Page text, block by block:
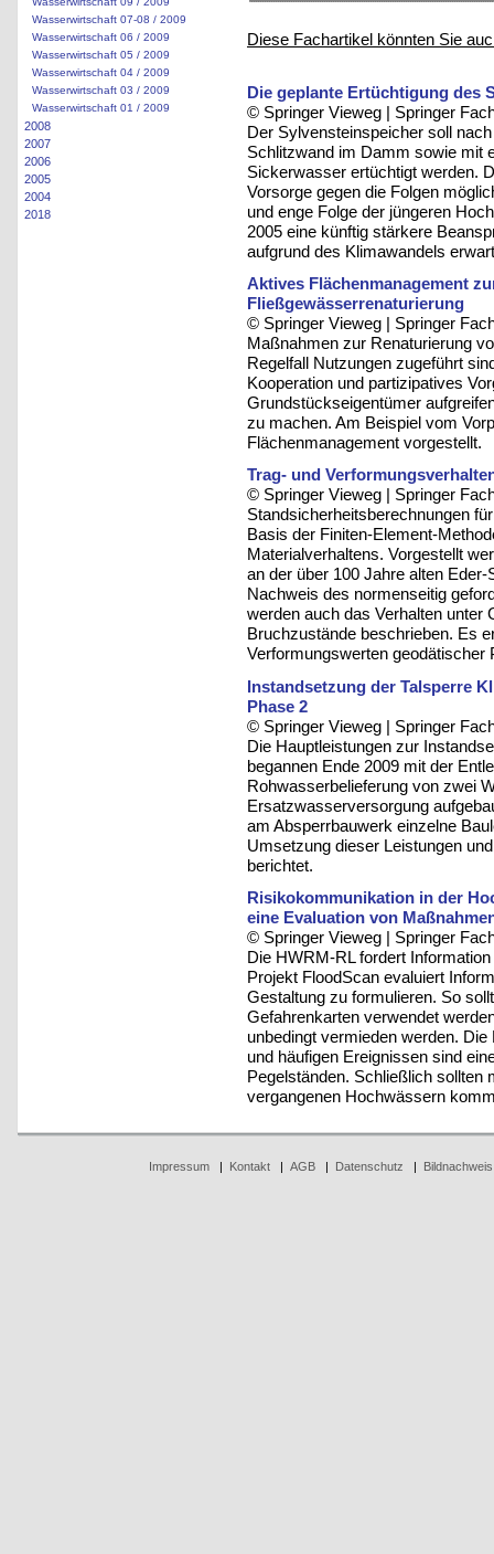
Wasserwirtschaft 07-08 / 2009
Wasserwirtschaft 06 / 2009
Wasserwirtschaft 05 / 2009
Wasserwirtschaft 04 / 2009
Wasserwirtschaft 03 / 2009
Wasserwirtschaft 01 / 2009
2008
2007
2006
2005
2004
2018
Diese Fachartikel könnten Sie
Die geplante Ertüchtigung des
© Springer Vieweg | Springer
Der Sylvensteinspeicher soll
Schlitzwand im Damm sowie mit
Sickerwasser ertüchtigt werden.
Vorsorge gegen die Folgen
und enge Folge der jüngeren
2005 eine künftig stärkere
aufgrund des Klimawandels
Aktives Flächenmanagement
Fließgewässerrenaturierung
© Springer Vieweg | Springer
Maßnahmen zur Renaturierung
Regelfall Nutzungen zugeführt
Kooperation und partizipatives
Grundstückseigentümer
zu machen. Am Beispiel vom
Flächenmanagement vorgestellt.
Trag- und
© Springer Vieweg | Springer
Standsicherheitsberechnungen
Basis der Finiten-Element-
Materialverhaltens. Vorgestellt
an der über 100 Jahre alten
Nachweis des normenseitig
werden auch das Verhalten unter
Bruchzustände beschrieben. Es
Verformungswerten geodätischer
Instandsetzung der Talsperre
Phase 2
© Springer Vieweg | Springer
Die Hauptleistungen zur
begannen Ende 2009 mit der
Rohwasserbelieferung von zwei
Ersatzwasserversorgung
am Absperrbauwerk einzelne
Umsetzung dieser Leistungen
berichtet.
Risikokommunikation in der
eine Evaluation von
© Springer Vieweg | Springer
Die HWRM-RL fordert
Projekt FloodScan evaluiert
Gestaltung zu formulieren. So
Gefahrenkarten verwendet
unbedingt vermieden werden.
und häufigen Ereignissen sind
Pegelständen. Schließlich sollten
vergangenen Hochwässern
Impressum| Kontakt| AGB| Datenschutz Bildnachweis